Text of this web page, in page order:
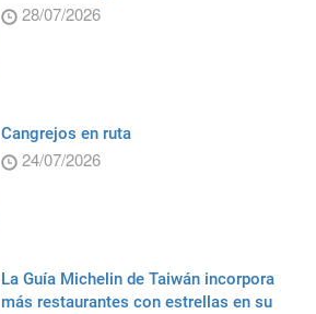
28/07/2026
Cangrejos en ruta
24/07/2026
La Guía Michelin de Taiwán incorpora
más restaurantes con estrellas en su